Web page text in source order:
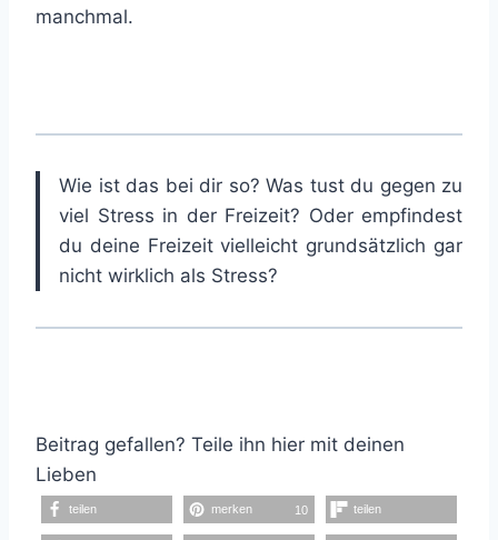
manchmal.
Wie ist das bei dir so? Was tust du gegen zu
viel Stress in der Freizeit? Oder empfindest
du deine Freizeit vielleicht grundsätzlich gar
nicht wirklich als Stress?
Beitrag gefallen? Teile ihn hier mit deinen
Lieben
teilen merken 10 teilen